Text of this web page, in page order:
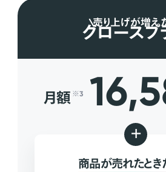
売り上げが増え
グロースプ
月額 ※3
+
商品が売れたとき